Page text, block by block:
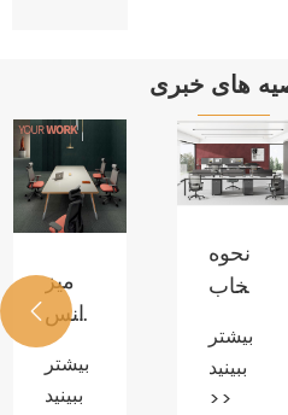
های خبری
نحوه
انتخاب
اداری
بادوام
بیشتر
ببینید
>>
نکات
برای
خرید
مبلمان
اداری
چیست؟
بیشتر
>>
